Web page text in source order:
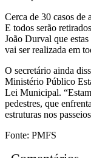
Cerca de 30 casos de
E todos serão
João Durval que
vai ser realizada em
O secretário ainda
Ministério Público
Lei Municipal.
pedestres, que
estruturas nos
Fonte: PMFS